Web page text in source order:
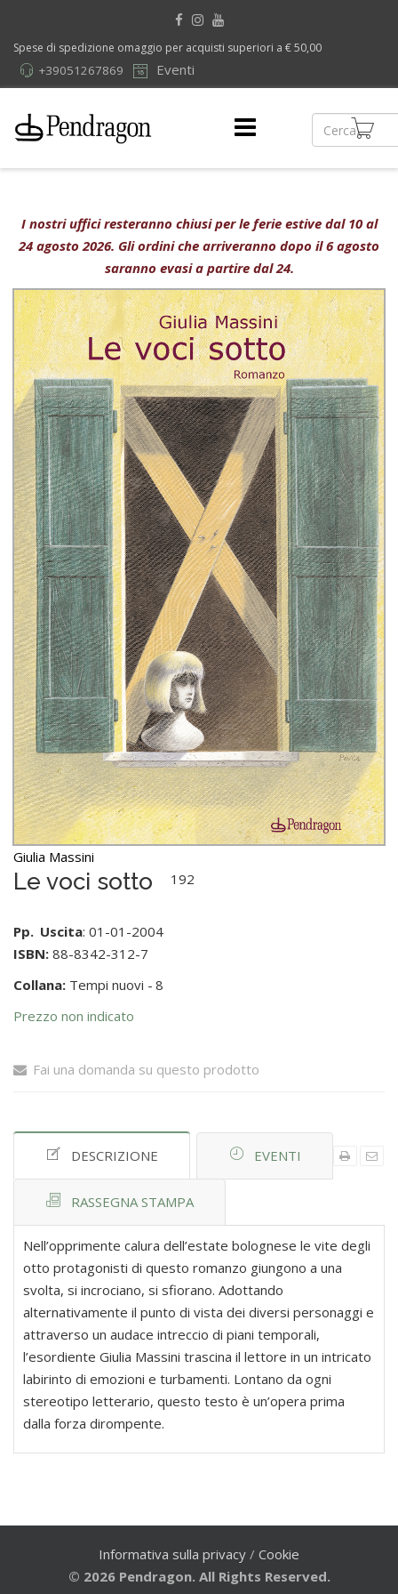
Spese di spedizione omaggio per acquisti superiori a € 50,00
Eventi
+39051267869
I nostri uffici resteranno chiusi per le ferie estive dal 10 al
24 agosto 2026. Gli ordini che arriveranno dopo il 6 agosto
saranno evasi a partire dal 24.
Giulia Massini
Le voci sotto
Pp.
192
Uscita: 01-01-2004
ISBN: 88-8342-312-7
Collana: Tempi nuovi - 8
Prezzo non indicato
Fai una domanda su questo prodotto
DESCRIZIONE EVENTI
RASSEGNA STAMPA
Nell’opprimente calura dell’estate bolognese le vite degli
otto protagonisti di questo romanzo giungono a una
svolta, si incrociano, si sfiorano. Adottando
alternativamente il punto di vista dei diversi personaggi e
attraverso un audace intreccio di piani temporali,
l’esordiente Giulia Massini trascina il lettore in un intricato
labirinto di emozioni e turbamenti. Lontano da ogni
stereotipo letterario, questo testo è un’opera prima
dalla forza dirompente.
Informativa sulla privacy / Cookie
© 2026 Pendragon. All Rights Reserved.